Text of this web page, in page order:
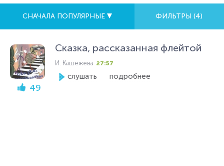
СНАЧАЛА ПОПУЛЯРНЫЕ ФИЛЬТРЫ (4)
49
Сказка, рассказанная флейтой
И. Кашежева 27:57
слушать подробнее